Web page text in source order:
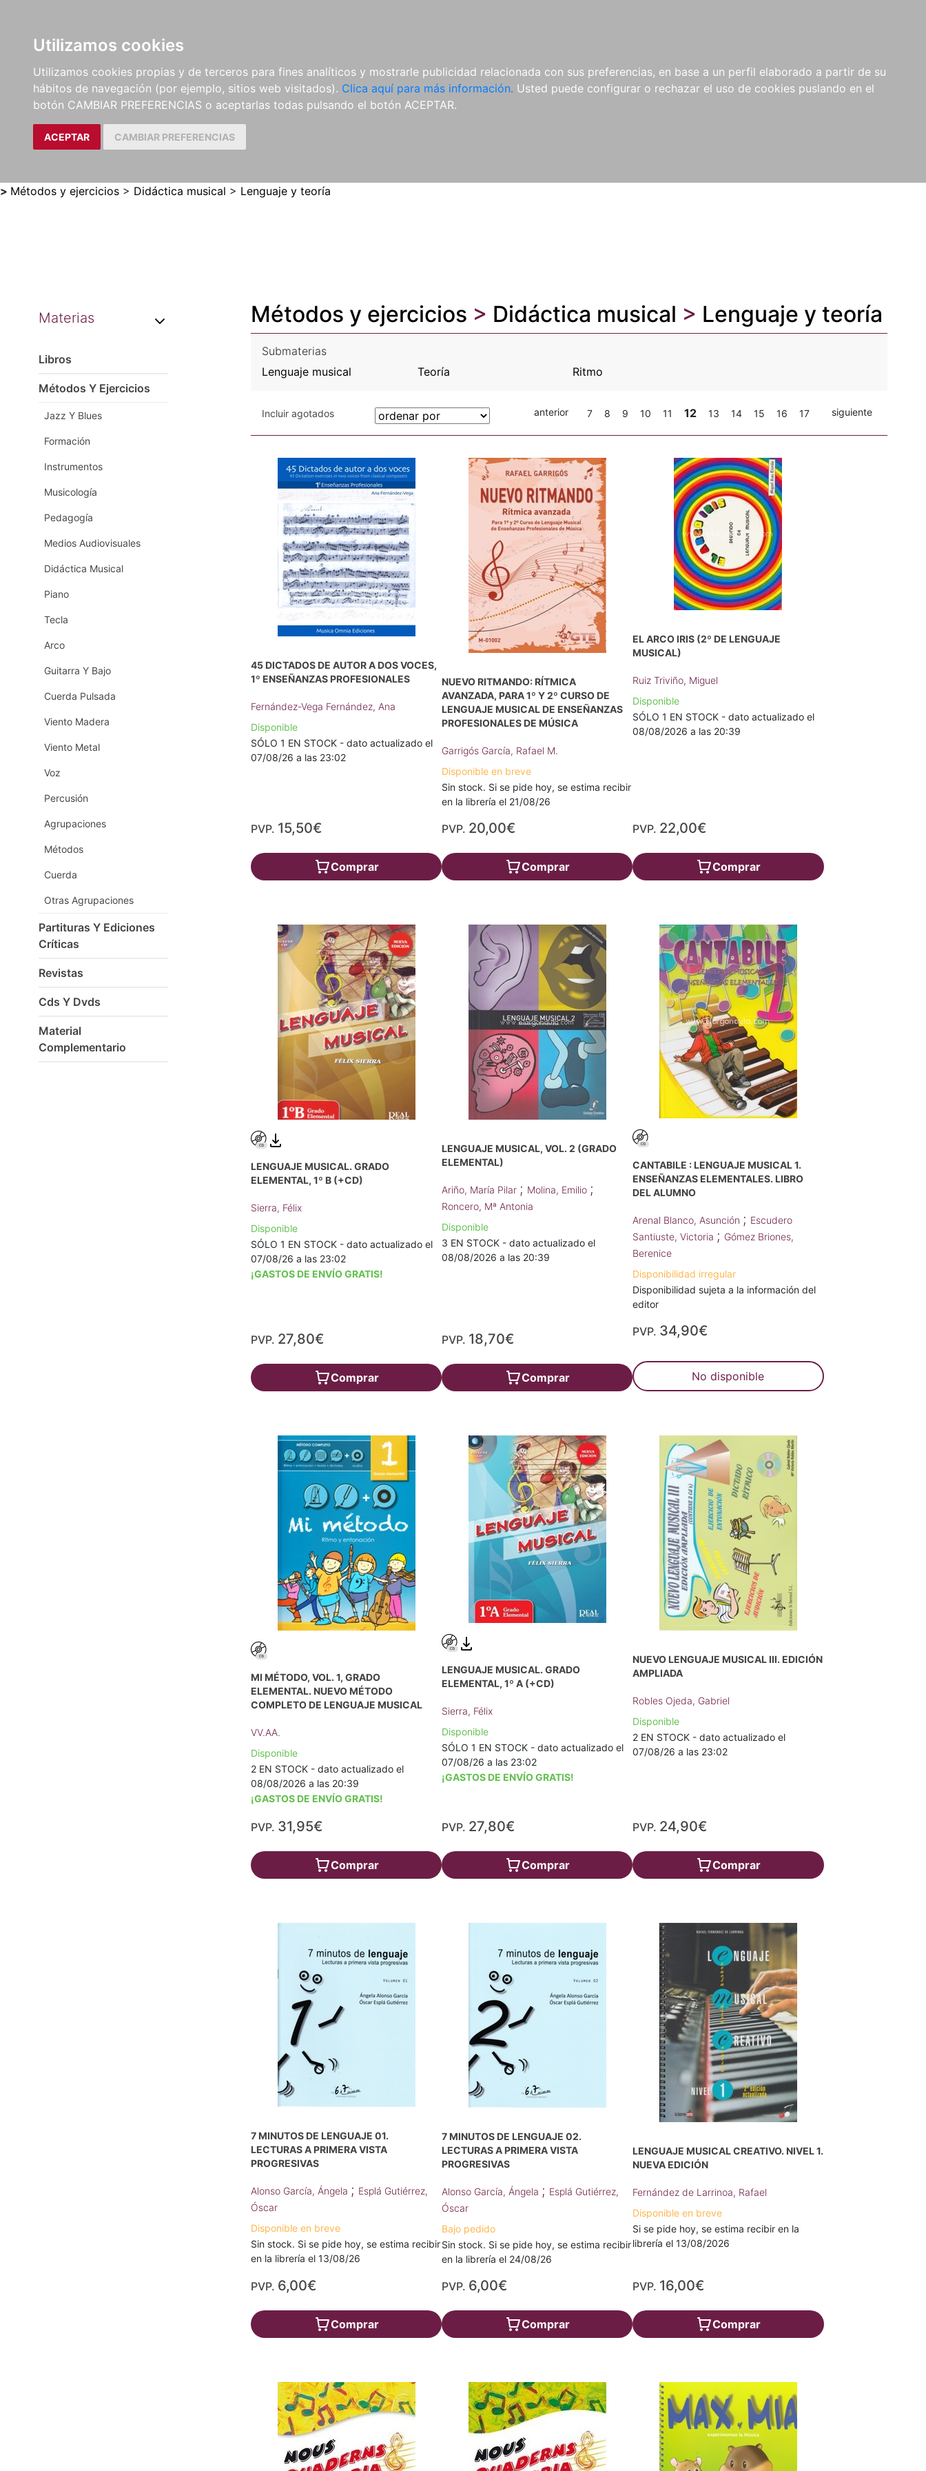
Utilizamos cookies
Utilizamos cookies propias y de terceros para fines analíticos y mostrarle publicidad relacionada con sus preferencias, en base a un perfil elaborado a partir de su
hábitos de navegación (por ejemplo, sitios web visitados). Clica aquí para más información. Usted puede configurar o rechazar el uso de cookies puslando en el
botón CAMBIAR PREFERENCIAS o aceptarlas todas pulsando el botón ACEPTAR.
ACEPTAR CAMBIAR PREFERENCIAS
LIBROS
MÉTODOS Y
EJERCICIOS
PARTITURAS Y EDICIONES
CRÍTICAS
REVISTAS
CDS Y
DVDS
MATERIAL
COMPLEMENTARIO
NOVEDADES NOTICIAS
COMPRAS
INSTITUCIONALES
> Métodos y ejercicios > Didáctica musical > Lenguaje y teoría
Materias
Libros
Métodos Y Ejercicios
Jazz Y Blues
Formación
Instrumentos
Musicología
Pedagogía
Medios Audiovisuales
Didáctica Musical
Piano
Tecla
Arco
Guitarra Y Bajo
Cuerda Pulsada
Viento Madera
Viento Metal
Voz
Percusión
Agrupaciones
Métodos
Cuerda
Otras Agrupaciones
Partituras Y Ediciones
Críticas
Revistas
Cds Y Dvds
Material
Complementario
Métodos y ejercicios > Didáctica musical > Lenguaje y teoría
Submaterias
Lenguaje musical
Teoría Ritmo
Incluir agotados anterior 7 8 9 10 11 12 13 14 15 16 17 siguiente
45 DICTADOS DE AUTOR A DOS VOCES,
1º ENSEÑANZAS PROFESIONALES
Fernández-Vega Fernández, Ana
Disponible
SÓLO 1 EN STOCK - dato actualizado el
07/08/26 a las 23:02
PVP. 15,50€
Comprar
NUEVO RITMANDO: RÍTMICA
AVANZADA, PARA 1º Y 2º CURSO DE
LENGUAJE MUSICAL DE ENSEÑANZAS
PROFESIONALES DE MÚSICA
Garrigós García, Rafael M.
Disponible en breve
Sin stock. Si se pide hoy, se estima recibir
en la librería el 21/08/26
PVP. 20,00€
Comprar
EL ARCO IRIS (2º DE LENGUAJE
MUSICAL)
Ruiz Triviño, Miguel
Disponible
SÓLO 1 EN STOCK - dato actualizado el
08/08/2026 a las 20:39
PVP. 22,00€
Comprar
LENGUAJE MUSICAL. GRADO
ELEMENTAL, 1º B (+CD)
Sierra, Félix
Disponible
SÓLO 1 EN STOCK - dato actualizado el
07/08/26 a las 23:02
¡GASTOS DE ENVÍO GRATIS!
PVP. 27,80€
Comprar
LENGUAJE MUSICAL, VOL. 2 (GRADO
ELEMENTAL)
Ariño, María Pilar ; Molina, Emilio ;
Roncero, Mª Antonia
Disponible
3 EN STOCK - dato actualizado el
08/08/2026 a las 20:39
PVP. 18,70€
Comprar
CANTABILE : LENGUAJE MUSICAL 1.
ENSEÑANZAS ELEMENTALES. LIBRO
DEL ALUMNO
Arenal Blanco, Asunción ; Escudero
Santiuste, Victoria ; Gómez Briones,
Berenice
Disponibilidad irregular
Disponibilidad sujeta a la información del
editor
PVP. 34,90€
No disponible
MI MÉTODO, VOL. 1, GRADO
ELEMENTAL. NUEVO MÉTODO
COMPLETO DE LENGUAJE MUSICAL
VV.AA.
Disponible
2 EN STOCK - dato actualizado el
08/08/2026 a las 20:39
¡GASTOS DE ENVÍO GRATIS!
PVP. 31,95€
Comprar
LENGUAJE MUSICAL. GRADO
ELEMENTAL, 1º A (+CD)
Sierra, Félix
Disponible
SÓLO 1 EN STOCK - dato actualizado el
07/08/26 a las 23:02
¡GASTOS DE ENVÍO GRATIS!
PVP. 27,80€
Comprar
NUEVO LENGUAJE MUSICAL III. EDICIÓN
AMPLIADA
Robles Ojeda, Gabriel
Disponible
2 EN STOCK - dato actualizado el
07/08/26 a las 23:02
PVP. 24,90€
Comprar
7 MINUTOS DE LENGUAJE 01.
LECTURAS A PRIMERA VISTA
PROGRESIVAS
Alonso García, Ángela ; Esplá Gutiérrez,
Óscar
Disponible en breve
Sin stock. Si se pide hoy, se estima recibir
en la librería el 13/08/26
PVP. 6,00€
Comprar
7 MINUTOS DE LENGUAJE 02.
LECTURAS A PRIMERA VISTA
PROGRESIVAS
Alonso García, Ángela ; Esplá Gutiérrez,
Óscar
Bajo pedido
Sin stock. Si se pide hoy, se estima recibir
en la librería el 24/08/26
PVP. 6,00€
Comprar
LENGUAJE MUSICAL CREATIVO. NIVEL 1.
NUEVA EDICIÓN
Fernández de Larrinoa, Rafael
Disponible en breve
Si se pide hoy, se estima recibir en la
librería el 13/08/2026
PVP. 16,00€
Comprar